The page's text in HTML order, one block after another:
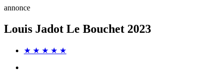
annonce
Louis Jadot Le Bouchet 2023
★ ★ ★ ★ ★